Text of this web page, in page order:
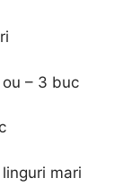
– 3 buc
mari